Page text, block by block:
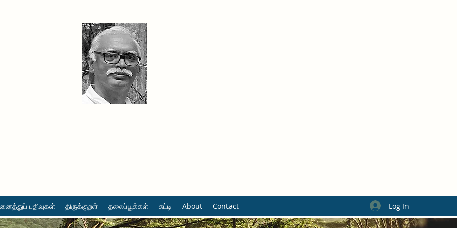
பதிவுகள் திருக்குறள் தலைப்பூக்கள் சுட்டி About Contact Log In